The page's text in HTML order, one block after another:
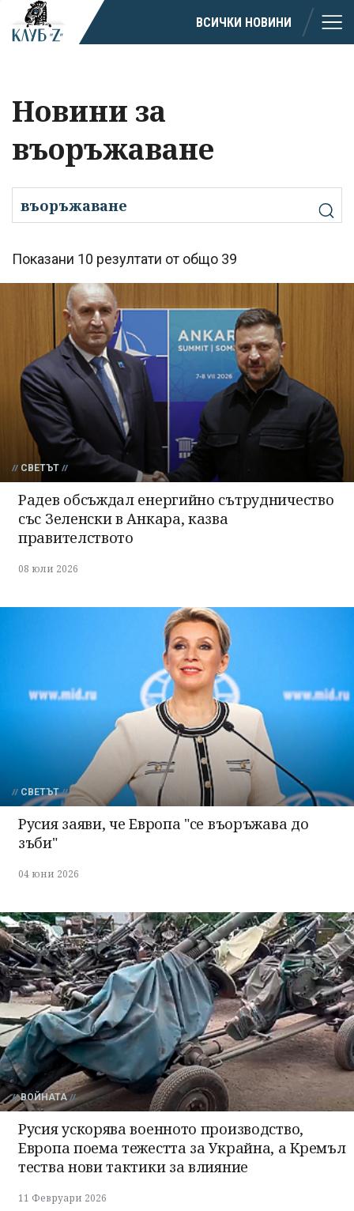
ВСИЧКИ НОВИНИ
Новини за
въоръжаване
Показани 10 резултати от общо 39
СВЕТЪТ
Радев обсъждал енергийно сътрудничество
със Зеленски в Анкара, казва
правителството
08 юли 2026
СВЕТЪТ
Русия заяви, че Европа "се въоръжава до
зъби"
04 юни 2026
ВОЙНАТА
Русия ускорява военното производство,
Европа поема тежестта за Украйна, а Кремъл
тества нови тактики за влияние
11 Февруари 2026